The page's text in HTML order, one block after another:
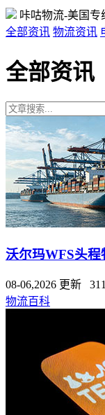
咔咕物流-美国专
全部资讯 物流资讯
全部资讯
沃尔玛WFS头程
08-06,2026 更新
物流百科